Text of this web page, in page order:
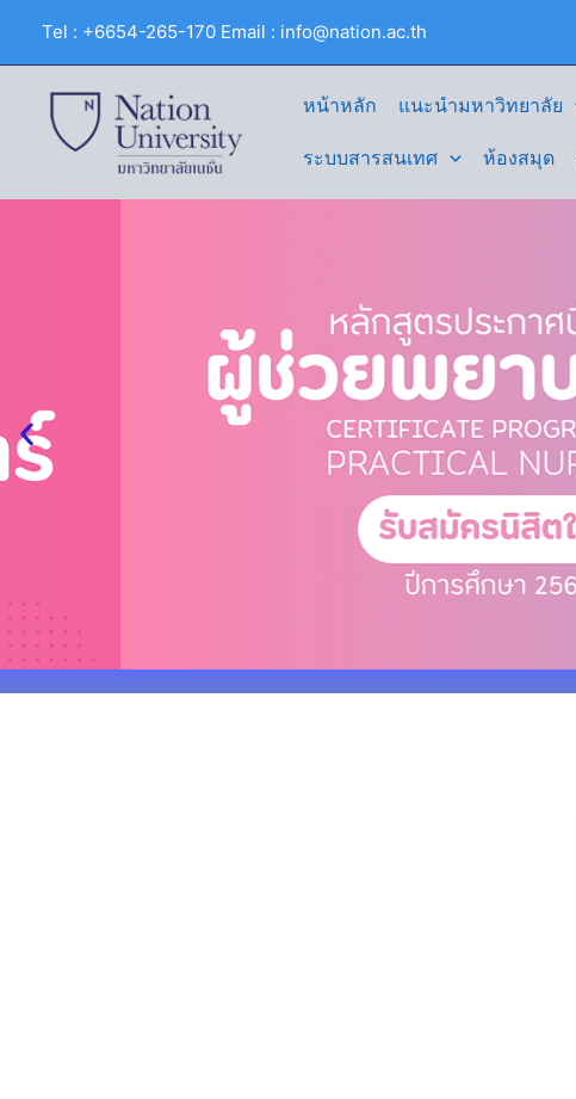
Tel : +6654-265-170 Email : info@nation.ac.th
หน้าหลัก แนะนำมหาวิทยาลัย
ระบบสารสนเทศ ห้องสมุด